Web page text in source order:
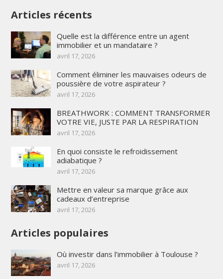
Articles récents
Quelle est la différence entre un agent
immobilier et un mandataire ?
avril 17, 2026
Comment éliminer les mauvaises odeurs de
poussière de votre aspirateur ?
avril 17, 2026
BREATHWORK : COMMENT TRANSFORMER
VOTRE VIE, JUSTE PAR LA RESPIRATION
avril 17, 2026
En quoi consiste le refroidissement
adiabatique ?
avril 17, 2026
Mettre en valeur sa marque grâce aux
cadeaux d’entreprise
avril 17, 2026
Articles populaires
Où investir dans l’immobilier à Toulouse ?
avril 17, 2026